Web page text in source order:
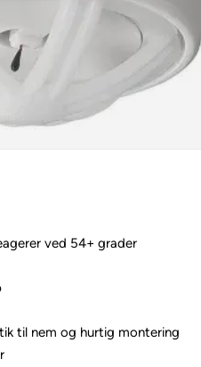
ved 54+ grader
til nem og hurtig montering